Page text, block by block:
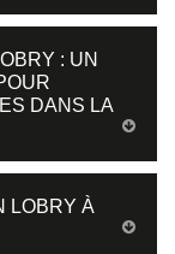
: UN
DANS LA
LOBRY À